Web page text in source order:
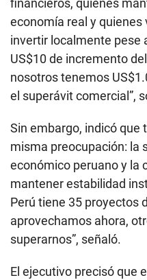
financieros, quienes
economía real y
invertir localmente pese
US$10 de incremento
nosotros tenemos
el superávit comercial”,
Sin embargo, indicó que
misma preocupación: la
económico peruano y la
mantener estabilidad
Perú tiene 35 proyectos
aprovechamos ahora,
superarnos”, señaló.
El ejecutivo precisó que